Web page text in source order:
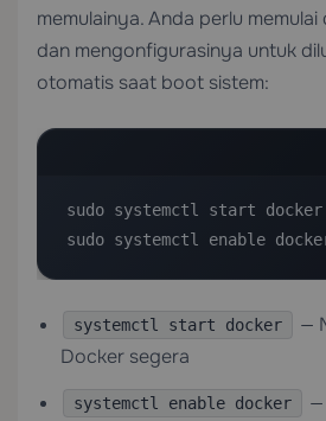
memulainya. Anda perlu
dan mengonfigurasinya untuk
otomatis saat boot sistem:
sudo systemctl start docker
sudo systemctl enable
systemctl start docker
—
Docker segera
systemctl enable docker
—